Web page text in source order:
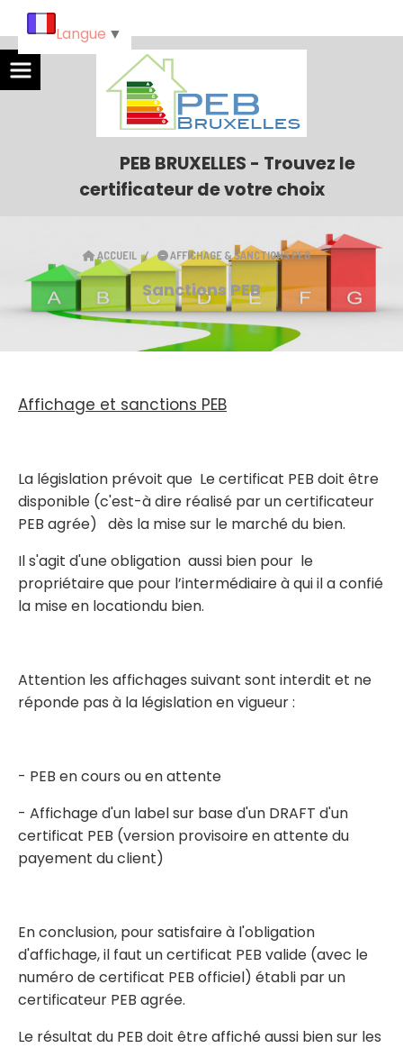
PEB BRUXELLES - Trouvez le
certificateur de votre choix
ACCUEIL AFFICHAGE & SANCTIONS PEB
Sanctions PEB
Affichage et sanctions PEB
La législation prévoit que Le certificat PEB doit être
disponible (c'est-à dire réalisé par un certificateur
PEB agrée) dès la mise sur le marché du bien.
Il s'agit d'une obligation aussi bien pour le
propriétaire que pour l’intermédiaire à qui il a confié
la mise en locationdu bien.
Attention les affichages suivant sont interdit et ne
réponde pas à la législation en vigueur :
- PEB en cours ou en attente
- Affichage d'un label sur base d'un DRAFT d'un
certificat PEB (version provisoire en attente du
payement du client)
En conclusion, pour satisfaire à l'obligation
d'affichage, il faut un certificat PEB valide (avec le
numéro de certificat PEB officiel) établi par un
certificateur PEB agrée.
Le résultat du PEB doit être affiché aussi bien sur les
Langue ▼